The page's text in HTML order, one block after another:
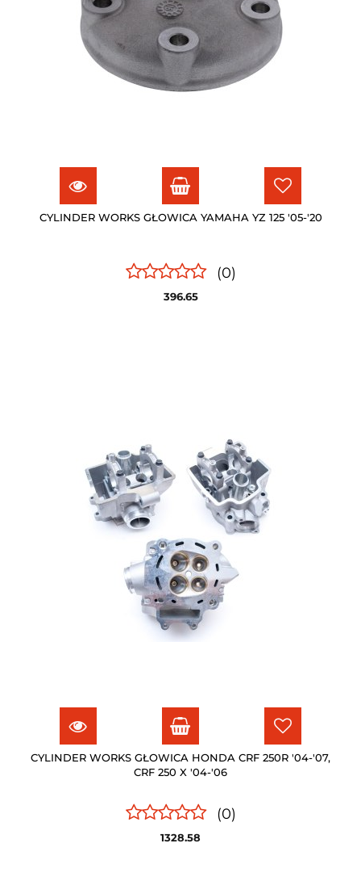
CYLINDER WORKS GŁOWICA YAMAHA YZ 125 '05-'20
(0)
396.65
CYLINDER WORKS GŁOWICA HONDA CRF 250R '04-'07,
CRF 250 X '04-'06
(0)
1328.58